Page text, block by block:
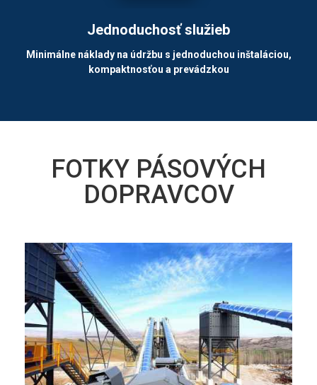
Jednoduchosť služieb
Minimálne náklady na údržbu s jednoduchou inštaláciou,
kompaktnosťou a prevádzkou
FOTKY PÁSOVÝCH
DOPRAVCOV